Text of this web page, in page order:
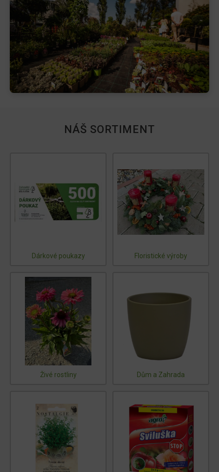
NÁŠ SORTIMENT
Dárkové poukazy Floristické výroby
Živé rostliny Dům a Zahrada